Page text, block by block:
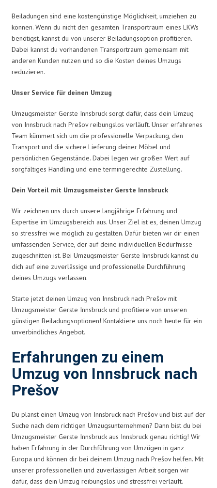
Beiladungen sind eine kostengünstige Möglichkeit, umziehen zu
können. Wenn du nicht den gesamten Transportraum eines LKWs
benötigst, kannst du von unserer Beiladungsoption profitieren.
Dabei kannst du vorhandenen Transportraum gemeinsam mit
anderen Kunden nutzen und so die Kosten deines Umzugs
reduzieren.
Unser Service für deinen Umzug
Umzugsmeister Gerste Innsbruck sorgt dafür, dass dein Umzug
von Innsbruck nach Prešov reibungslos verläuft. Unser erfahrenes
Team kümmert sich um die professionelle Verpackung, den
Transport und die sichere Lieferung deiner Möbel und
persönlichen Gegenstände. Dabei legen wir großen Wert auf
sorgfältiges Handling und eine termingerechte Zustellung.
Dein Vorteil mit Umzugsmeister Gerste Innsbruck
Wir zeichnen uns durch unsere langjährige Erfahrung und
Expertise im Umzugsbereich aus. Unser Ziel ist es, deinen Umzug
so stressfrei wie möglich zu gestalten. Dafür bieten wir dir einen
umfassenden Service, der auf deine individuellen Bedürfnisse
zugeschnitten ist. Bei Umzugsmeister Gerste Innsbruck kannst du
dich auf eine zuverlässige und professionelle Durchführung
deines Umzugs verlassen.
Starte jetzt deinen Umzug von Innsbruck nach Prešov mit
Umzugsmeister Gerste Innsbruck und profitiere von unseren
günstigen Beiladungsoptionen! Kontaktiere uns noch heute für ein
unverbindliches Angebot.
Erfahrungen zu einem
Umzug von Innsbruck nach
Prešov
Du planst einen Umzug von Innsbruck nach Prešov und bist auf der
Suche nach dem richtigen Umzugsunternehmen? Dann bist du bei
Umzugsmeister Gerste Innsbruck aus Innsbruck genau richtig! Wir
haben Erfahrung in der Durchführung von Umzügen in ganz
Europa und können dir bei deinem Umzug nach Prešov helfen. Mit
unserer professionellen und zuverlässigen Arbeit sorgen wir
dafür, dass dein Umzug reibungslos und stressfrei verläuft.